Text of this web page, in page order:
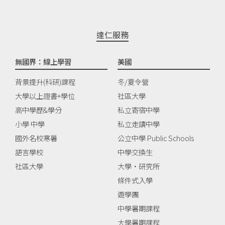
達仁服務
無國界：線上學習
背景提升(科研)課程
大學以上證書+學位
高中學歷&學分
小學 中學
國外名校寒暑
語言學校
社區大學
美國
冬/夏令營
社區大學
私立寄宿中學
私立走讀中學
公立中學 Public Schools
中學交換生
大學‧研究所
條件式入學
遊學團
中學暑期課程
大學暑期課程